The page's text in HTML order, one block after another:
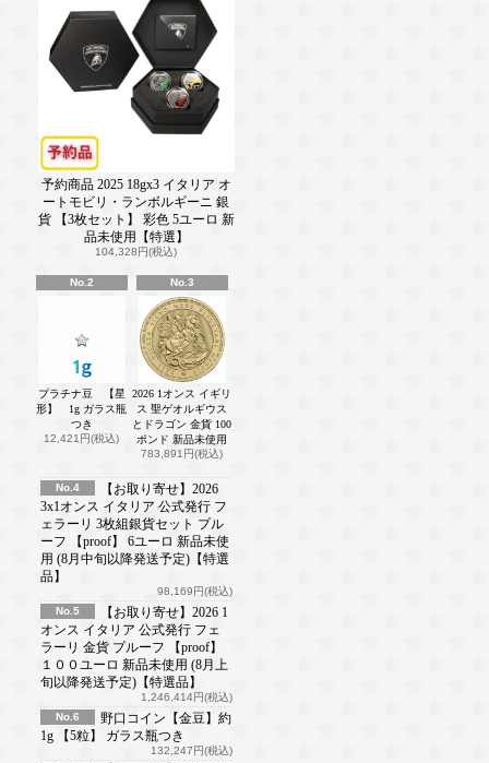
予約商品 2025 18gx3 イタリア オ
ートモビリ・ランボルギーニ 銀
貨 【3枚セット】 彩色 5ユーロ 新
品未使用【特選】
104,328円(税込)
No.2
プラチナ豆 【星
形】 1g ガラス瓶
つき
12,421円(税込)
No.3
2026 1オンス イギリ
ス 聖ゲオルギウス
とドラゴン 金貨 100
ポンド 新品未使用
783,891円(税込)
No.4
【お取り寄せ】2026
3x1オンス イタリア 公式発行 フ
ェラーリ 3枚組銀貨セット プル
ーフ 【proof】 6ユーロ 新品未使
用 (8月中旬以降発送予定)【特選
品】
98,169円(税込)
No.5
【お取り寄せ】2026 1
オンス イタリア 公式発行 フェ
ラーリ 金貨 プルーフ 【proof】
１００ユーロ 新品未使用 (8月上
旬以降発送予定)【特選品】
1,246,414円(税込)
No.6
野口コイン【金豆】約
1g 【5粒】 ガラス瓶つき
132,247円(税込)